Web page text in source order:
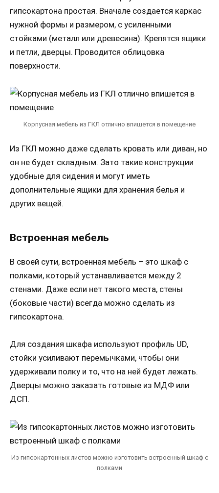
гипсокартона простая. Вначале создается каркас
нужной формы и размером, с усиленными
стойками (металл или древесина). Крепятся ящики
и петли, дверцы. Проводится облицовка
поверхности.
Корпусная мебель из ГКЛ отлично впишется в помещение
Из ГКЛ можно даже сделать кровать или диван, но
он не будет складным. Зато такие конструкции
удобные для сидения и могут иметь
дополнительные ящики для хранения белья и
других вещей.
Встроенная мебель
В своей сути, встроенная мебель – это шкаф с
полками, который устанавливается между 2
стенами. Даже если нет такого места, стены
(боковые части) всегда можно сделать из
гипсокартона.
Для создания шкафа используют профиль UD,
стойки усиливают перемычками, чтобы они
удерживали полку и то, что на ней будет лежать.
Дверцы можно заказать готовые из МДФ или
ДСП.
Из гипсокартонных листов можно изготовить встроенный шкаф с
полками